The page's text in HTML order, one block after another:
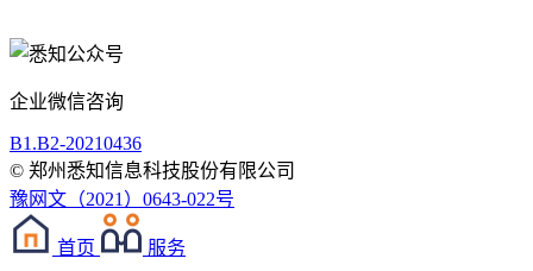
企业微信咨询
B1.B2-20210436
© 郑州悉知信息科技股份有限公司
豫网文（2021）0643-022号
首页 服务